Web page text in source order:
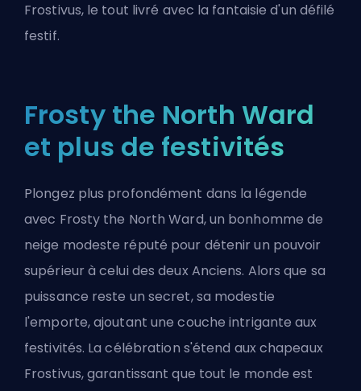
Frostivus, le tout livré avec la fantaisie d'un défilé
festif.
Frosty the North Ward
et plus de festivités
Plongez plus profondément dans la légende
avec Frosty the North Ward, un bonhomme de
neige modeste réputé pour détenir un pouvoir
supérieur à celui des deux Anciens. Alors que sa
puissance reste un secret, sa modestie
l'emporte, ajoutant une couche intrigante aux
festivités. La célébration s'étend aux chapeaux
Frostivus, garantissant que tout le monde est